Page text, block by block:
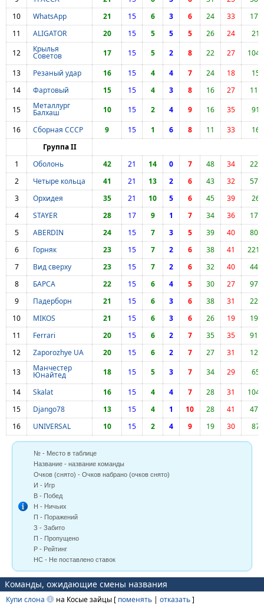
10
WhatsApp 21 15 6 3 6 24 33
171
11
ALIGATOR 20 15 5 5 5 26 24
21
12
Крылья
Советов 17 15 5 2 8 22 27
1049
13
Резаный удар 16 15 4 4 7 24 18
15
14
Фартовый 15 15 4 3 8 16 27
114
15
Металлург
Балхаш 10 15 2 4 9 16 35
91
16
Сборная СССР 9 15 1 6 8 11 33
16
Группа II
1
Оболонь 42 21 14 0 7 48 34
220
2
Четыре кольца 41 21 13 2 6 43 32
577
3
Орхидея 35 21 10 5 6 45 39
26
4
STAYER 28 17 9 1 7 34 36
179
5
ABERDIN 24 15 7 3 5 39 40
808
6
Горняк 23 15 7 2 6 38 41
2210
7
Вид сверху 23 15 7 2 6 32 40
448
8
БАРСА 22 15 6 4 5 30 27
970
9
Падерборн 21 15 6 3 6 38 31
224
10
MIKOS 21 15 6 3 6 26 19
193
11
Ferrari 20 15 6 2 7 35 35
910
12
Zaporozhye UA 20 15 6 2 7 27 31
122
13
Манчестер
Юнайтед 18 15 5 3 7 34 29
65
14
Skalat 16 15 4 4 7 28 31
1046
15
Django78 13 15 4 1 10 28 41
475
16
UNIVERSAL 10 15 2 4 9 19 30 87
№ - Место в таблице
Название - название команды
Очков (снято) - Очков набрано (очков снято)
И - Игр
В - Побед
Н - Ничьих
П - Поражений
З - Забито
П - Пропущено
Р - Рейтинг
НС - Не поставлено ставок
Команды, ожидающие смены названия
Купи слона на Косые зайцы [ поменять | отказать]